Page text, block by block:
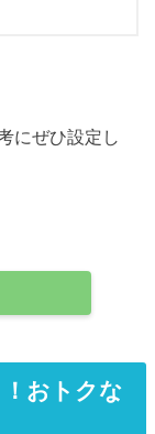
にぜひ設定し
おトクな